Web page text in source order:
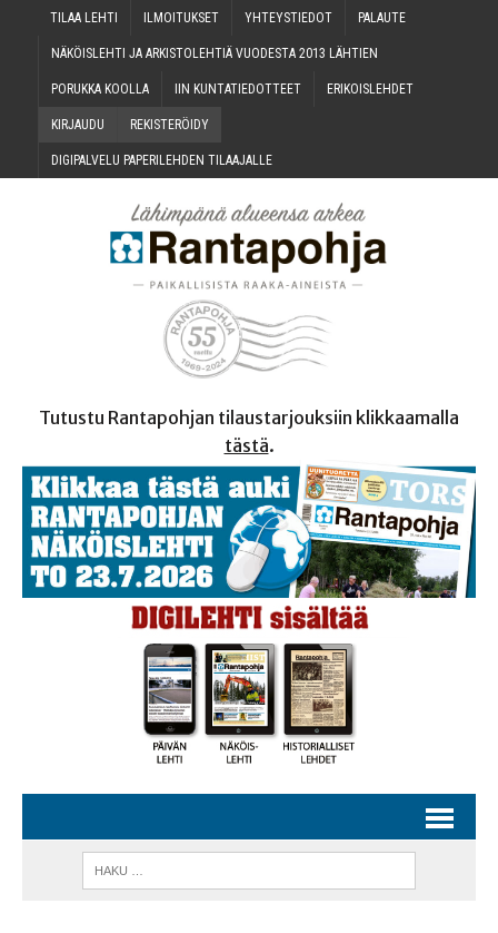
TILAA LEH­TI ILMOI­TUK­SET YHTEYS­TIE­DOT PALAU­TE
NÄKÖIS­LEH­TI JA ARKIS­TO­LEH­TIÄ VUO­DES­TA 2013 LÄHTIEN
PORUK­KA KOOLLA IIN KUN­TA­TIE­DOT­TEET ERI­KOIS­LEH­DET
KIR­JAU­DU REKIS­TE­RÖI­DY
DIGI­PAL­VE­LU PAPE­RI­LEH­DEN TILAAJALLE
Tutustu Rantapohjan tilaustarjouksiin klikkaamalla
tästä.